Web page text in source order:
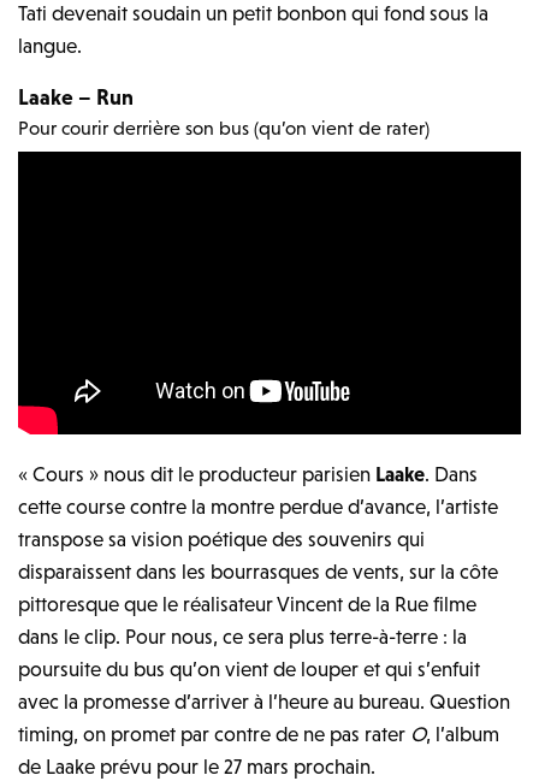
Tati devenait soudain un petit bonbon qui fond sous la
langue.
Laake – Run
Pour courir derrière son bus (qu’on vient de rater)
« Cours » nous dit le producteur parisien Laake. Dans
cette course contre la montre perdue d’avance, l’artiste
transpose sa vision poétique des souvenirs qui
disparaissent dans les bourrasques de vents, sur la côte
pittoresque que le réalisateur Vincent de la Rue filme
dans le clip. Pour nous, ce sera plus terre-à-terre : la
poursuite du bus qu’on vient de louper et qui s’enfuit
avec la promesse d’arriver à l’heure au bureau. Question
timing, on promet par contre de ne pas rater O, l’album
de Laake prévu pour le 27 mars prochain.